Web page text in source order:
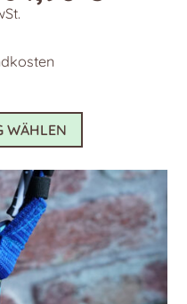
WÄHLEN
Dieses
weist
mehrere
Varianten
auf.
Die
Optionen
können